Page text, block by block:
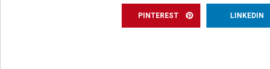
LINKEDIN
PINTEREST